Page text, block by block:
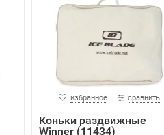
избранное сравнить
Коньки раздвижные
Winner (11434)